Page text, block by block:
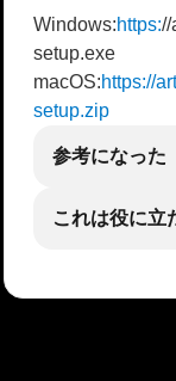
Windows:https://
setup.exe
macOS:https://
setup.zip
参考になった
これは役に立